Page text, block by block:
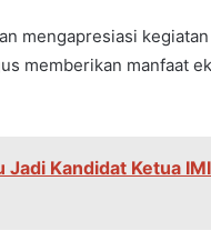
mengapresiasi
memberikan manfaat
Kandidat Ketua